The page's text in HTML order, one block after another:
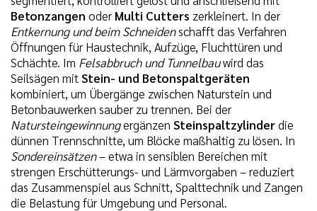
Betonzangen oder Multi Cutters zerkleinert. In der
Entkernung und beim Schneidenschafft das Verfahren
Öffnungen für Haustechnik, Aufzüge, Fluchttüren und
Schächte. Im Felsabbruch und Tunnelbauwird das
Seilsägen mitStein- und Betonspaltgeräten
kombiniert, um Übergänge zwischen Naturstein und
Betonbauwerken sauber zu trennen. Bei der
Natursteingewinnungergänzen Steinspaltzylinderdie
dünnen Trennschnitte, um Blöcke maßhaltig zu lösen. In
Sondereinsätzen– etwa in sensiblen Bereichen mit
strengen Erschütterungs- und Lärmvorgaben – reduziert
das Zusammenspiel aus Schnitt, Spalttechnik und Zangen
die Belastung für Umgebung und Personal.